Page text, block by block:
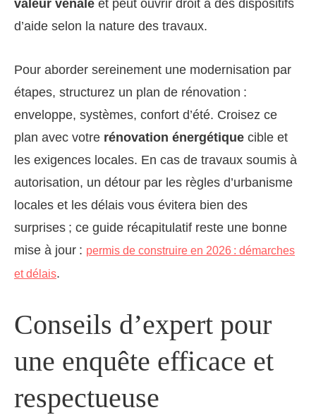
valeur vénale et peut ouvrir droit à des dispositifs
d’aide selon la nature des travaux.
Pour aborder sereinement une modernisation par
étapes, structurez un plan de rénovation :
enveloppe, systèmes, confort d’été. Croisez ce
plan avec votre rénovation énergétique cible et
les exigences locales. En cas de travaux soumis à
autorisation, un détour par les règles d’urbanisme
locales et les délais vous évitera bien des
surprises ; ce guide récapitulatif reste une bonne
mise à jour : permis de construire en 2026 : démarches
et délais.
Conseils d’expert pour
une enquête efficace et
respectueuse